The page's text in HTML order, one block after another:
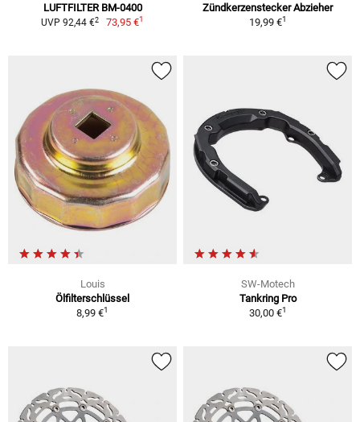
LUFTFILTER BM-0400
UVP 92,44 €2 73,95 €1
Zündkerzenstecker Abzieher
19,99 €1
Louis
Ölfilterschlüssel
8,99 €1
SW-Motech
Tankring Pro
30,00 €1